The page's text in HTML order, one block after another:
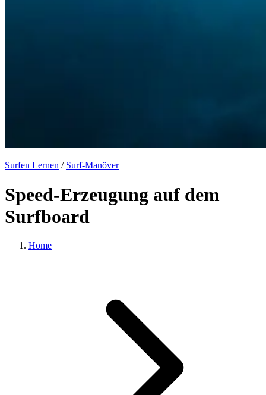
Surfen Lernen / Surf-Manöver
Speed-Erzeugung auf dem
Surfboard
Home